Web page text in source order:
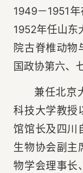
1949－1951
1952年任山东
院古脊椎动物
国政协第六、
兼任北京
科技大学教授
馆馆长及四川
生物协会副主
物学会理事长